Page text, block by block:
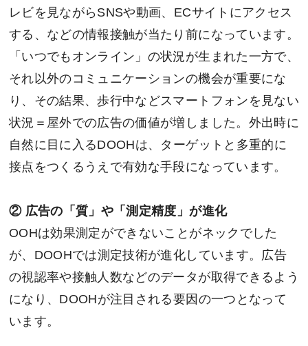
レビを見ながらSNSや動画、ECサイトにアクセス
する、などの情報接触が当たり前になっています。
「いつでもオンライン」の状況が生まれた一方で、
それ以外のコミュニケーションの機会が重要にな
り、その結果、歩行中などスマートフォンを見ない
状況＝屋外での広告の価値が増しました。外出時に
自然に目に入るDOOHは、ターゲットと多重的に
接点をつくるうえで有効な手段になっています。
② 広告の「質」や「測定精度」が進化
OOHは効果測定ができないことがネックでした
が、DOOHでは測定技術が進化しています。広告
の視認率や接触人数などのデータが取得できるよう
になり、DOOHが注目される要因の一つとなって
います。